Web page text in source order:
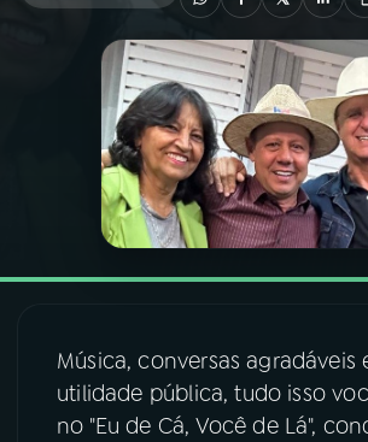
01INÍCIO
A RÁDIO
PROGRAMAÇÃO
PROGRAMAS
VIDEOCASTS
Música, conversas agradáveis
utilidade pública, tudo isso
no "Eu de Cá, Você de Lá",